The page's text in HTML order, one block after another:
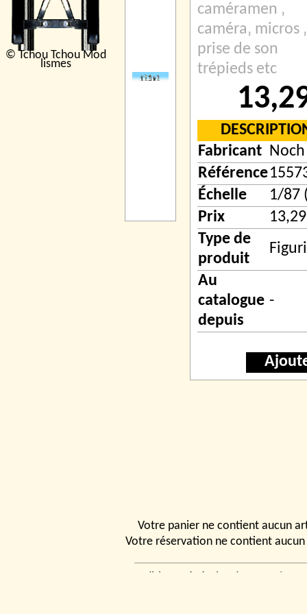
© Tchou Tchou Mod
lismes
caméramen ‚
caméra‚ micros ‚
prise de son
trépieds etc
Fabricant Noch
Référence
Échelle
1/87
Prix
Type de
produit
Au
catalogue
depuis
-
Votre panier ne contient aucun
Votre réservation ne contient